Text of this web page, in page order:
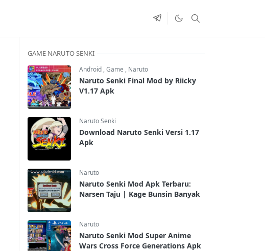
GAME NARUTO SENKI
Android ,Game , Naruto
Naruto Senki Final Mod by Riicky
V1.17 Apk
Naruto Senki
Download Naruto Senki Versi 1.17
Apk
Naruto
Naruto Senki Mod Apk Terbaru:
Narsen Taju | Kage Bunsin Banyak
Naruto
Naruto Senki Mod Super Anime
Wars Cross Force Generations Apk